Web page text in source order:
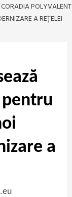
POLYVALENT
A REȚELEI
a